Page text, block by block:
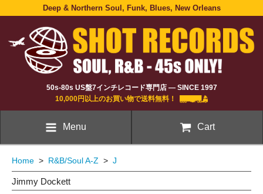
Deep & Northern Soul, Funk, Blues, New Orleans
50s-80s US盤7インチレコード専門店 — SINCE 1997
10,000円以上のお買い物で送料無料！
Menu Cart
Home > R&B/Soul A-Z > J
Jimmy Dockett